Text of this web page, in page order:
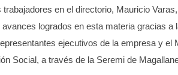
trabajadores en el directorio, Mauricio
logrados en esta materia gracias a
ejecutivos de la empresa y el
Social, a través de la Seremi de